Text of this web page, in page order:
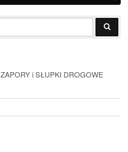
ZAPORY i SŁUPKI DROGOWE